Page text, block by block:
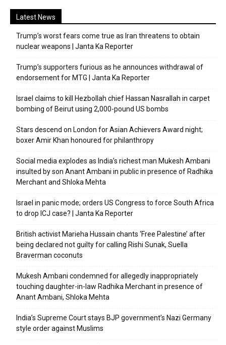
Latest News
Trump’s worst fears come true as Iran threatens to obtain
nuclear weapons | Janta Ka Reporter
Trump’s supporters furious as he announces withdrawal of
endorsement for MTG | Janta Ka Reporter
Israel claims to kill Hezbollah chief Hassan Nasrallah in carpet
bombing of Beirut using 2,000-pound US bombs
Stars descend on London for Asian Achievers Award night;
boxer Amir Khan honoured for philanthropy
Social media explodes as India’s richest man Mukesh Ambani
insulted by son Anant Ambani in public in presence of Radhika
Merchant and Shloka Mehta
Israel in panic mode; orders US Congress to force South Africa
to drop ICJ case? | Janta Ka Reporter
British activist Marieha Hussain chants ‘Free Palestine’ after
being declared not guilty for calling Rishi Sunak, Suella
Braverman coconuts
Mukesh Ambani condemned for allegedly inappropriately
touching daughter-in-law Radhika Merchant in presence of
Anant Ambani, Shloka Mehta
India’s Supreme Court stays BJP government’s Nazi Germany
style order against Muslims